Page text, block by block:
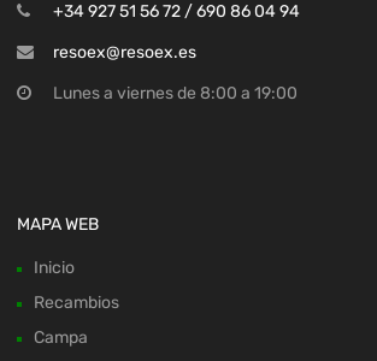
+34 927 51 56 72 / 690 86 04 94
resoex@resoex.es
Lunes a viernes de 8:00 a 19:00
MAPA WEB
Inicio
Recambios
Campa